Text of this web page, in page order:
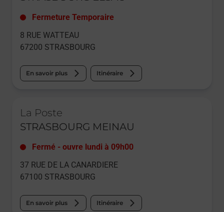
Fermeture Temporaire
8 RUE WATTEAU
67200 STRASBOURG
En savoir plus Itinéraire
La Poste
STRASBOURG MEINAU
Fermé - ouvre lundi à 09h00
37 RUE DE LA CANARDIERE
67100 STRASBOURG
En savoir plus Itinéraire